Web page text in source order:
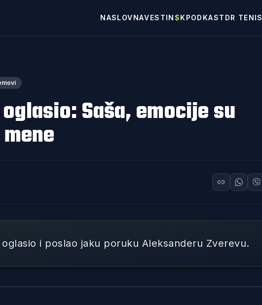
NASLOVNAVESTIN$K PODKAST DR TENIS
Saša, emocije su
i poslao jaku poruku Aleksanderu Zverevu.